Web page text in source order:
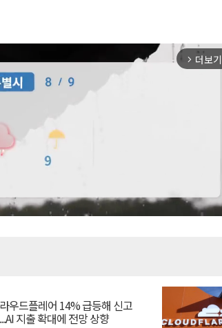
arrow_forward_ios 더보기
우드플레어 14% 급등해 신고
지출 확대에 전망 상향